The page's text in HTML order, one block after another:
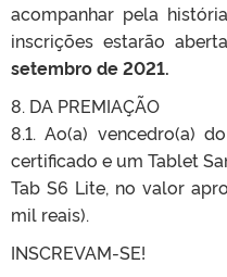
acompanhar pela
inscrições estarão
setembro de 2021.
8. DA PREMIAÇÃO
8.1. Ao(a) vencedro(a)
certificado e um Tablet
Tab S6 Lite, no valor
mil reais).
INSCREVAM-SE!